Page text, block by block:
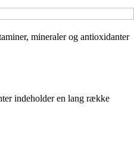
mineraler og antioxidanter
indeholder en lang række